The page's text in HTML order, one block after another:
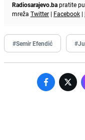
Radiosarajevo.bapratite
mreža Twitter | Facebook |
#Semir Efendić